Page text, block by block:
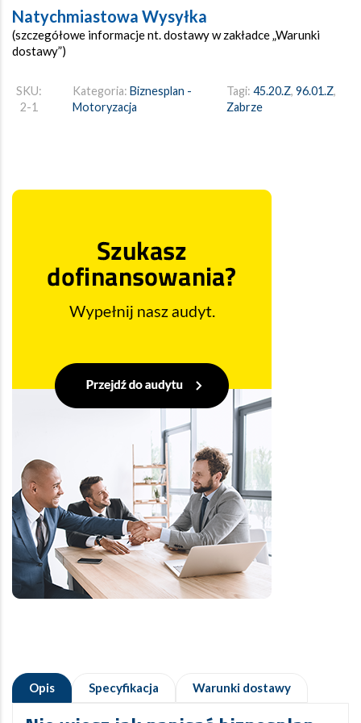
Natychmiastowa Wysyłka
(szczegółowe informacje nt. dostawy w zakładce „Warunki
dostawy”)
SKU:
2-1
Kategoria: Biznesplan -
Motoryzacja
Tagi:45.20.Z,96.01.Z,
Zabrze
Opis Specyfikacja Warunki dostawy